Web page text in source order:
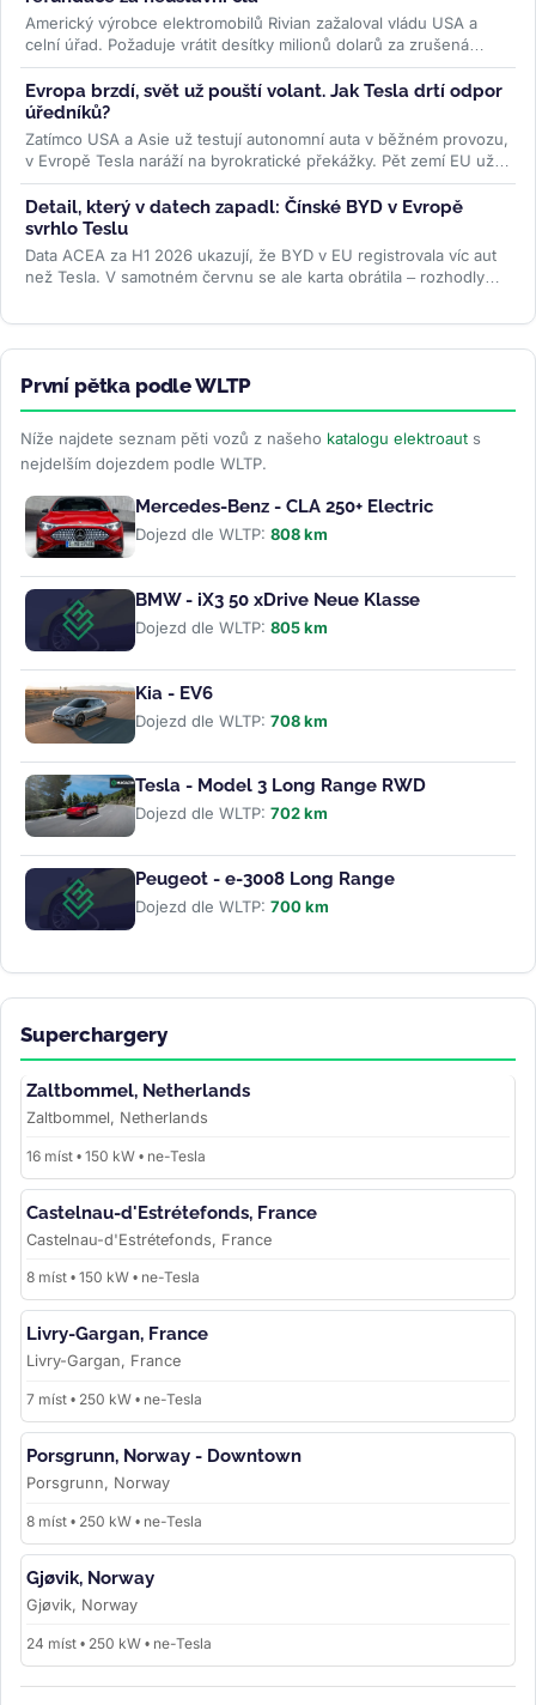
Americký výrobce elektromobilů Rivian zažaloval vládu USA a
celní úřad. Požaduje vrátit desítky milionů dolarů za zrušená
Trumpova...>>
Evropa brzdí, svět už pouští volant. Jak Tesla drtí odpor
úředníků?
Zatímco USA a Asie už testují autonomní auta v běžném provozu,
v Evropě Tesla naráží na byrokratické překážky. Pět zemí EU už
ale...>>
Detail, který v datech zapadl: Čínské BYD v Evropě
svrhlo Teslu
Data ACEA za H1 2026 ukazují, že BYD v EU registrovala víc aut
než Tesla. V samotném červnu se ale karta obrátila – rozhodly
První pětka podle WLTP
Níže najdete seznam pěti vozů z našeho katalogu elektroaut s
nejdelším dojezdem podle WLTP.
Mercedes-Benz - CLA 250+ Electric
Dojezd dle WLTP: 808 km
BMW - iX3 50 xDrive Neue Klasse
Dojezd dle WLTP: 805 km
Kia - EV6
Dojezd dle WLTP: 708 km
Tesla - Model 3 Long Range RWD
Dojezd dle WLTP: 702 km
Peugeot - e-3008 Long Range
Dojezd dle WLTP: 700 km
Superchargery
Zaltbommel, Netherlands
Zaltbommel, Netherlands
16 míst • 150 kW • ne-Tesla
Castelnau-d'Estrétefonds, France
Castelnau-d'Estrétefonds, France
8 míst • 150 kW • ne-Tesla
Livry-Gargan, France
Livry-Gargan, France
7 míst • 250 kW • ne-Tesla
Porsgrunn, Norway - Downtown
Porsgrunn, Norway
8 míst • 250 kW • ne-Tesla
Gjøvik, Norway
Gjøvik, Norway
24 míst • 250 kW • ne-Tesla